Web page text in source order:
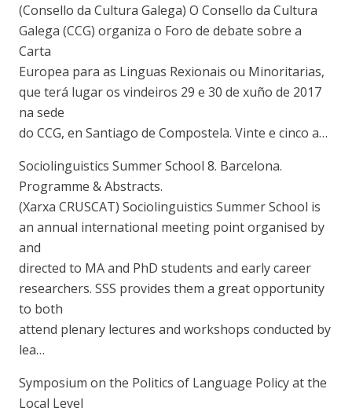
(Consello da Cultura Galega) O Consello da Cultura
Galega (CCG) organiza o Foro de debate sobre a
Carta
Europea para as Linguas Rexionais ou Minoritarias,
que terá lugar os vindeiros 29 e 30 de xuño de 2017
na sede
do CCG, en Santiago de Compostela. Vinte e cinco a…
Sociolinguistics Summer School 8. Barcelona.
Programme & Abstracts.
(Xarxa CRUSCAT) Sociolinguistics Summer School is
an annual international meeting point organised by
and
directed to MA and PhD students and early career
researchers. SSS provides them a great opportunity
to both
attend plenary lectures and workshops conducted by
lea…
Symposium on the Politics of Language Policy at the
Local Level